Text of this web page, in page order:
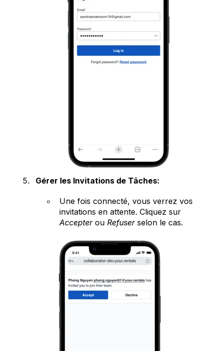
Gérer les Invitations de Tâches:
Une fois connecté, vous verrez vos
invitations en attente. Cliquez sur
Accepterou Refuserselon le cas.